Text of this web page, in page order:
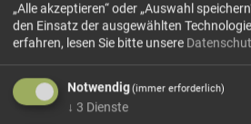
„Alle akzeptieren“ oder „Auswahl
den Einsatz der ausgewählten
erfahren, lesen Sie bitte unsere
Notwendig(immer erforderlich)
↓ 3 Dienste